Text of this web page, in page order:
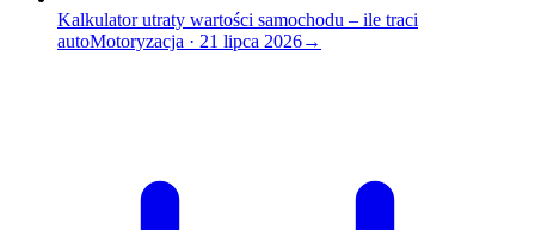
Kalkulator utraty wartości samochodu – ile traci
autoMotoryzacja · 21 lipca 2026→